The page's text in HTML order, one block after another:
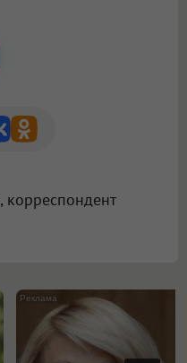
, корреспондент